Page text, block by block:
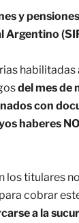
y
Argentino
del mes de
con
haberes
los titulares
cobrar
a la